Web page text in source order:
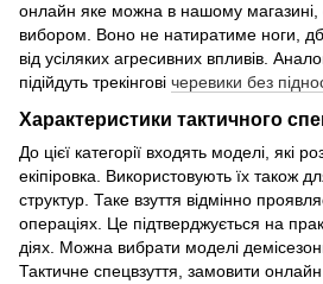
онлайн яке можна в нашому
вибором. Воно не натиратиме ноги,
від усіляких агресивних впливів.
підійдуть трекінгові черевики без
Характеристики тактичного
До цієї категорії входять моделі, які
екіпіровка. Використовують їх також
структур. Таке взуття відмінно
операціях. Це підтверджується на
діях. Можна вибрати моделі
Тактичне спецвзуття, замовити